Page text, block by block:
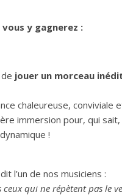
vous y gagnerez :
de jouer un morceau
chaleureuse, conviviale
immersion pour, qui
!
l’un de nos musiciens :
ceux qui ne répètent pas le